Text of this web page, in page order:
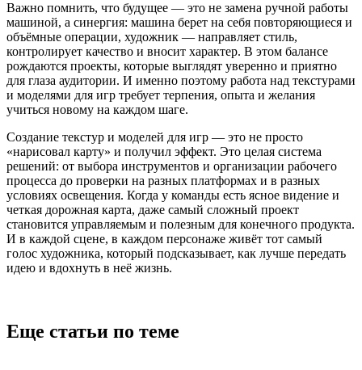
Важно помнить, что будущее — это не замена ручной работы
машиной, а синергия: машина берет на себя повторяющиеся и
объёмные операции, художник — направляет стиль,
контролирует качество и вносит характер. В этом балансе
рождаются проекты, которые выглядят уверенно и приятно
для глаза аудитории. И именно поэтому работа над текстурами
и моделями для игр требует терпения, опыта и желания
учиться новому на каждом шаге.
Создание текстур и моделей для игр — это не просто
«нарисовал карту» и получил эффект. Это целая система
решений: от выбора инструментов и организации рабочего
процесса до проверки на разных платформах и в разных
условиях освещения. Когда у команды есть ясное видение и
четкая дорожная карта, даже самый сложный проект
становится управляемым и полезным для конечного продукта.
И в каждой сцене, в каждом персонаже живёт тот самый
голос художника, который подсказывает, как лучше передать
идею и вдохнуть в неё жизнь.
Еще статьи по теме